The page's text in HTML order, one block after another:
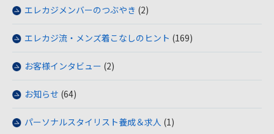
エレカジメンバーのつぶやき (2)
エレカジ流・メンズ着こなしのヒント (169)
お客様インタビュー (2)
お知らせ (64)
パーソナルスタイリスト養成＆求人 (1)